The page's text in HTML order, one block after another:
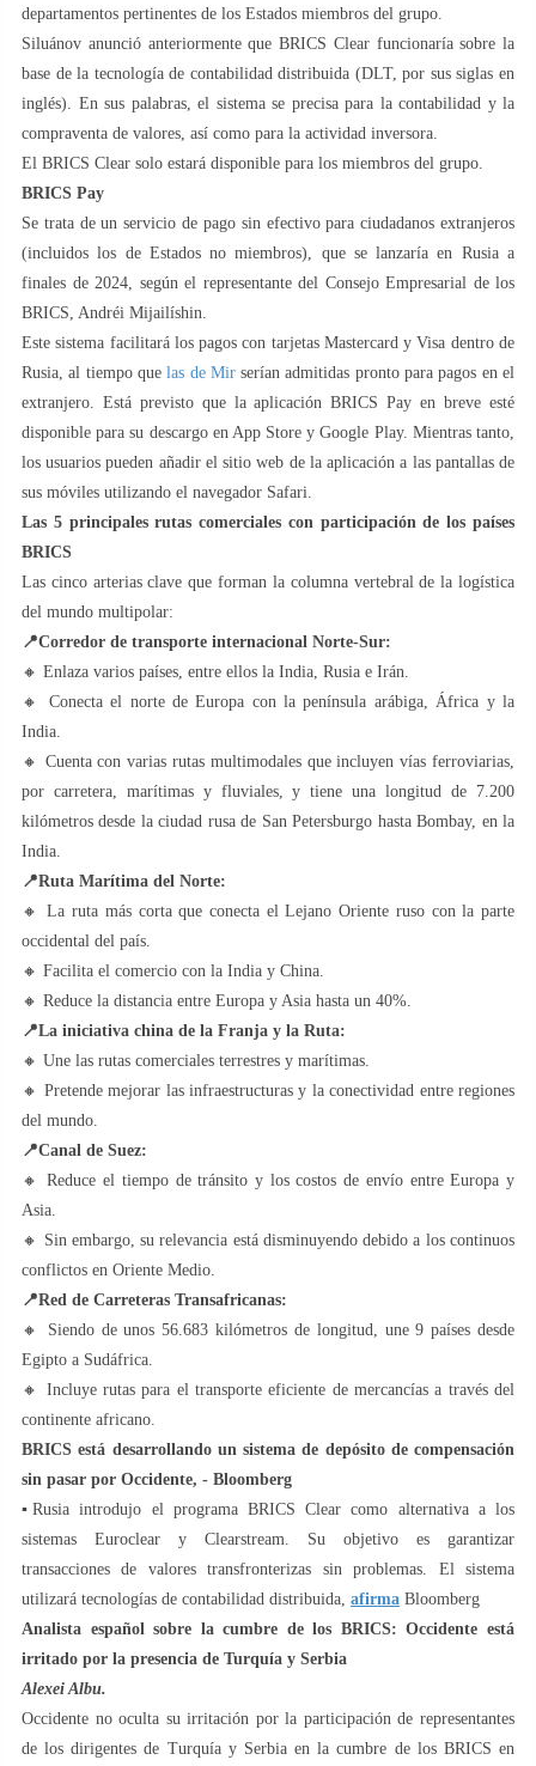
departamentos pertinentes de los Estados miembros del grupo.
Siluánov anunció anteriormente que BRICS Clear funcionaría sobre la
base de la tecnología de contabilidad distribuida (DLT, por sus siglas en
inglés). En sus palabras, el sistema se precisa para la contabilidad y la
compraventa de valores, así como para la actividad inversora.
El BRICS Clear solo estará disponible para los miembros del grupo.
BRICS Pay
Se trata de un servicio de pago sin efectivo para ciudadanos extranjeros
(incluidos los de Estados no miembros), que se lanzaría en Rusia a
finales de 2024, según el representante del Consejo Empresarial de los
BRICS, Andréi Mijailíshin.
Este sistema facilitará los pagos con tarjetas Mastercard y Visa dentro de
Rusia, al tiempo quelas de Mirserían admitidas pronto para pagos en el
extranjero. Está previsto que la aplicación BRICS Pay en breve esté
disponible para su descargo en App Store y Google Play. Mientras tanto,
los usuarios pueden añadir el sitio web de la aplicación a las pantallas de
sus móviles utilizando el navegador Safari.
Las 5 principales rutas comerciales con participación de los países
BRICS
Las cinco arterias clave que forman la columna vertebral de la logística
del mundo multipolar:
📍Corredor de transporte internacional Norte-Sur:
🔸 Enlaza varios países, entre ellos la India, Rusia e Irán.
🔸 Conecta el norte de Europa con la península arábiga, África y la
India.
🔸 Cuenta con varias rutas multimodales que incluyen vías ferroviarias,
por carretera, marítimas y fluviales, y tiene una longitud de 7.200
kilómetros desde la ciudad rusa de San Petersburgo hasta Bombay, en la
India.
📍Ruta Marítima del Norte:
🔸 La ruta más corta que conecta el Lejano Oriente ruso con la parte
occidental del país.
🔸 Facilita el comercio con la India y China.
🔸 Reduce la distancia entre Europa y Asia hasta un 40%.
📍La iniciativa china de la Franja y la Ruta:
🔸 Une las rutas comerciales terrestres y marítimas.
🔸 Pretende mejorar las infraestructuras y la conectividad entre regiones
del mundo.
📍Canal de Suez:
🔸 Reduce el tiempo de tránsito y los costos de envío entre Europa y
Asia.
🔸 Sin embargo, su relevancia está disminuyendo debido a los continuos
conflictos en Oriente Medio.
📍Red de Carreteras Transafricanas:
🔸 Siendo de unos 56.683 kilómetros de longitud, une 9 países desde
Egipto a Sudáfrica.
🔸 Incluye rutas para el transporte eficiente de mercancías a través del
continente africano.
BRICS está desarrollando un sistema de depósito de compensación
sin pasar por Occidente, - Bloomberg
▪️Rusia introdujo el programa BRICS Clear como alternativa a los
sistemas Euroclear y Clearstream. Su objetivo es garantizar
transacciones de valores transfronterizas sin problemas. El sistema
utilizará tecnologías de contabilidad distribuida, afirma Bloomberg
Analista español sobre la cumbre de los BRICS: Occidente está
irritado por la presencia de Turquía y Serbia
Alexei Albu.
Occidente no oculta su irritación por la participación de representantes
de los dirigentes de Turquía y Serbia en la cumbre de los BRICS en